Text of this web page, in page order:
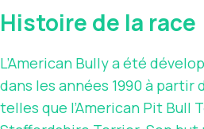
Histoire de la race
L’American Bully a été
dans les années 1990 à
telles que l’American Pit Bull